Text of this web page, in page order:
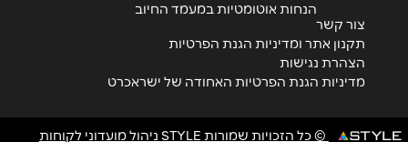
הנחות אוטומטיות במעמד החיוב
צור קשר
תקנון אתר ומדיניות הגנת הפרטיות
הצהרת נגישות
מדיניות הגנת הפרטיות האחודה של ישראכרט
© כל הזכויות שמורות STYLE ניהול מועדוני לקוחות